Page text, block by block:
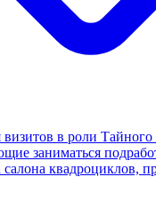
в роли Тайного
заниматься
квадроциклов,